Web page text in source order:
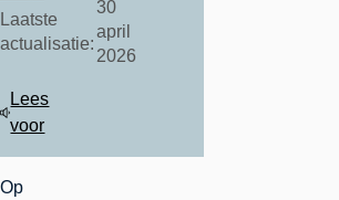
Laatste
actualisatie
30
april
2026
Lees
voor
Op